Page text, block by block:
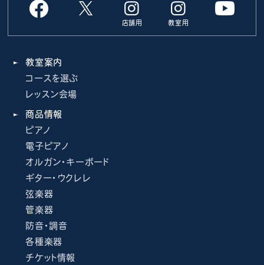
店舗用 教室用
教室案内
コースを選ぶ
レッスン会場
商品情報
ピアノ
電子ピアノ
オルガン・キーボード
ギター・ウクレレ
弦楽器
管楽器
防音・調音
各種楽器
チケット情報